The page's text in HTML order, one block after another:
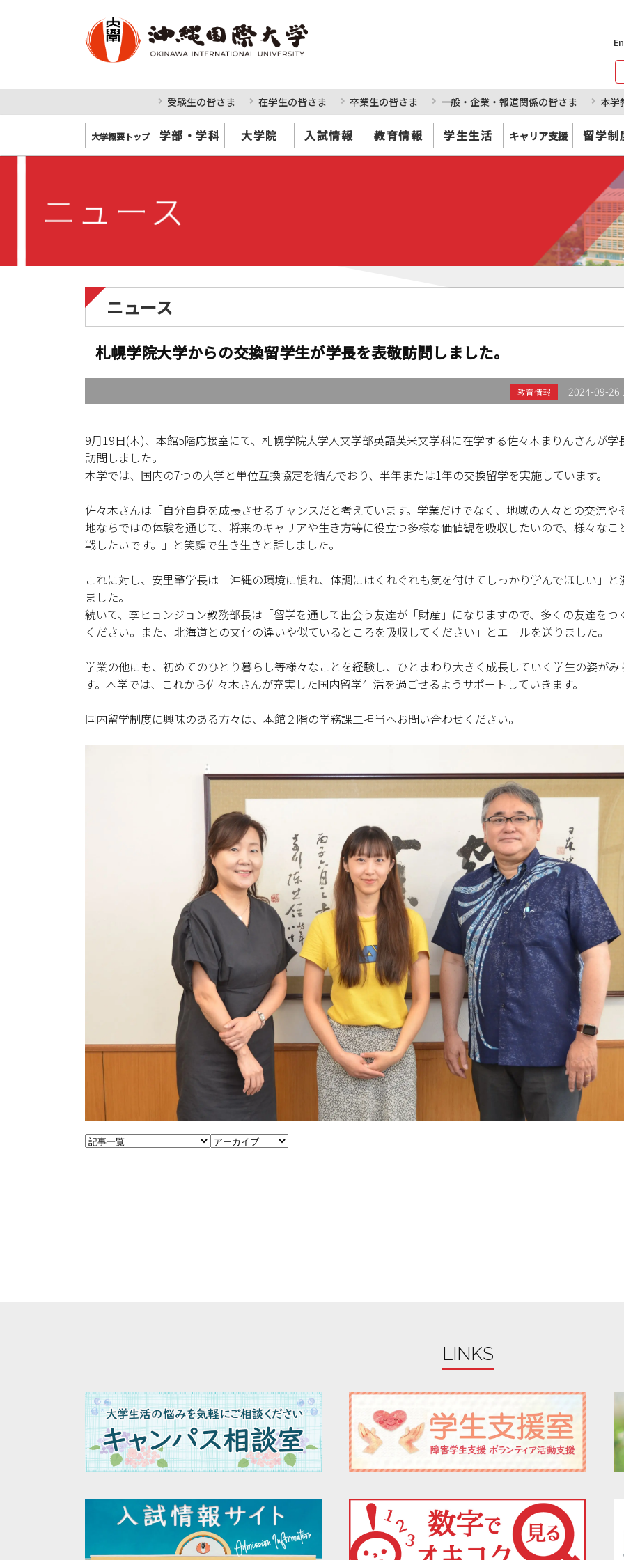
受験生の皆さま 在学生の皆さま 卒業生の皆さま 一般・企業・報道関係の皆さま 本学
大学概要トップ 学部・学科 大学院 入試情報 教育情報 学生生活 キャリア支援 留学制
ニュース
札幌学院大学からの交換留学生が学長を表敬訪問しました。
教育情報 2024-09-26
9月19日(木)、本館5階応接室にて、札幌学院大学人文学部英語英米文学科に在学する佐々木まりんさんが学
訪問しました。
本学では、国内の7つの大学と単位互換協定を結んでおり、半年または1年の交換留学を実施しています。
佐々木さんは「自分自身を成長させるチャンスだと考えています。学業だけでなく、地域の人々との交流や
地ならではの体験を通じて、将来のキャリアや生き方等に役立つ多様な価値観を吸収したいので、様々なこ
戦したいです。」と笑顔で生き生きと話しました。
これに対し、安里肇学長は「沖縄の環境に慣れ、体調にはくれぐれも気を付けてしっかり学んでほしい」と
ました。
続いて、李ヒョンジョン教務部長は「留学を通して出会う友達が「財産」になりますので、多くの友達をつ
ください。また、北海道との文化の違いや似ているところを吸収してください」とエールを送りました。
学業の他にも、初めてのひとり暮らし等様々なことを経験し、ひとまわり大きく成長していく学生の姿がみ
す。本学では、これから佐々木さんが充実した国内留学生活を過ごせるようサポートしていきます。
国内留学制度に興味のある方々は、本館２階の学務課二担当へお問い合わせください。
LINKS